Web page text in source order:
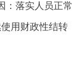
：落实人员正常
用财政性结转